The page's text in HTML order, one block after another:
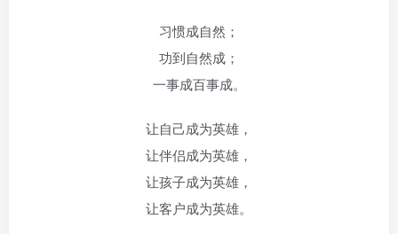
习惯成自然；
功到自然成；
一事成百事成。
让自己成为英雄，
让伴侣成为英雄，
让孩子成为英雄，
让客户成为英雄。